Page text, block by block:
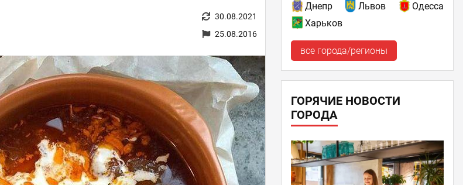
30.08.2021
25.08.2016
Днепр Львов
Одесса
Харьков
все города/регионы
ГОРЯЧИЕ НОВОСТИ
ГОРОДА